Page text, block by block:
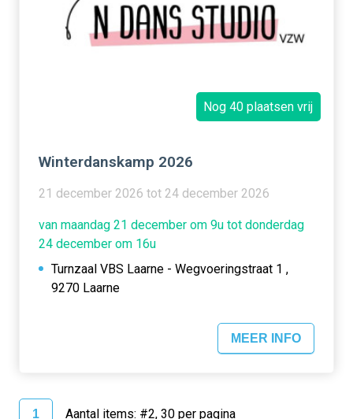
Nog 40 plaatsen vrij
Winterdanskamp 2026
21 december 2026 tot 24 december 2026
van maandag 21 december om 9u tot donderdag
24 december om 16u
Turnzaal VBS Laarne - Wegvoeringstraat 1 ,
9270 Laarne
MEER INFO
1 Aantal items: #2, 30 per pagina